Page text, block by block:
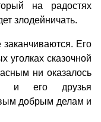
на радостях
злодейничать.
Его
уголках сказочной
ни оказалось
и его друзья
добрым делам и